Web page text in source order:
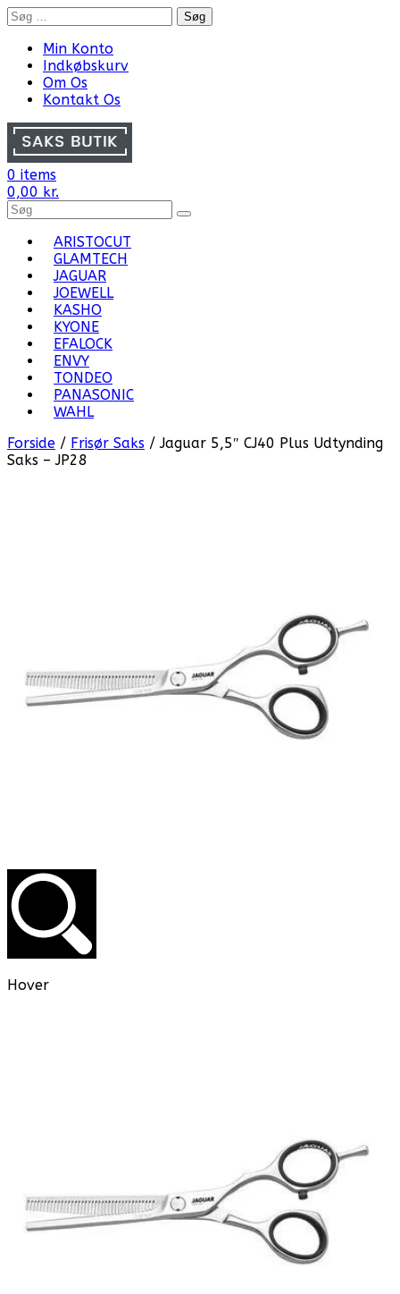
Skip
to
content
Søg
efter:
Min Konto
Indkøbskurv
Om Os
Kontakt Os
0 items
0,00 kr.
Search
for
Products:ARISTOCUT
GLAMTECH
JAGUAR
JOEWELL
KASHO
KYONE
EFALOCK
ENVY
TONDEO
PANASONIC
WAHL
Forside / Frisør Saks / Jaguar 5,5″ CJ40 Plus Udtynding
Saks – JP28
Hover